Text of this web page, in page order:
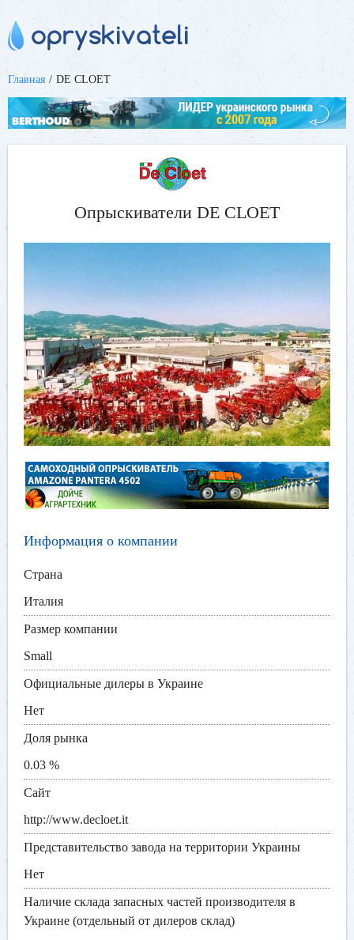
Главная DE CLOET
Опрыскиватели DE CLOET
Информация о компании
Страна
Италия
Размер компании
Small
Официальные дилеры в Украине
Нет
Доля рынка
0.03 %
Сайт
http://www.decloet.it
Представительство завода на территории Украины
Нет
Наличие склада запасных частей производителя в
Украине (отдельный от дилеров склад)